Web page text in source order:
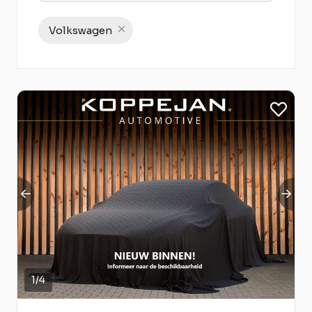
Volkswagen
1/4